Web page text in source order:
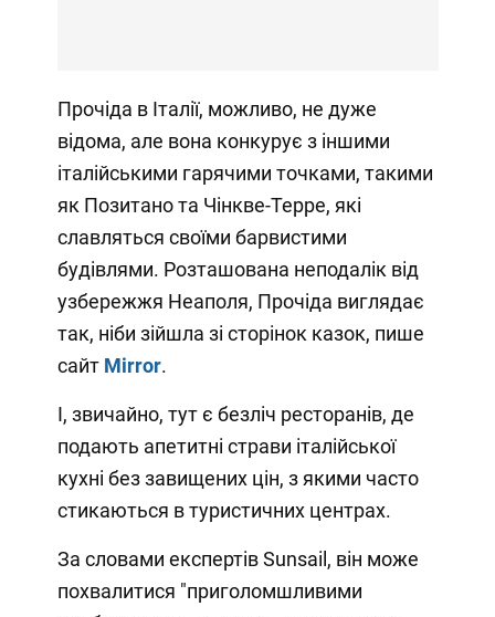
Прочіда в Італії, можливо, не дуже
відома, але вона конкурує з іншими
італійськими гарячими точками, такими
як Позитано та Чінкве-Терре, які
славляться своїми барвистими
будівлями. Розташована неподалік від
узбережжя Неаполя, Прочіда виглядає
так, ніби зійшла зі сторінок казок, пише
сайт Mirror.
І, звичайно, тут є безліч ресторанів, де
подають апетитні страви італійської
кухні без завищених цін, з якими часто
стикаються в туристичних центрах.
За словами експертів Sunsail, він може
похвалитися "приголомшливими